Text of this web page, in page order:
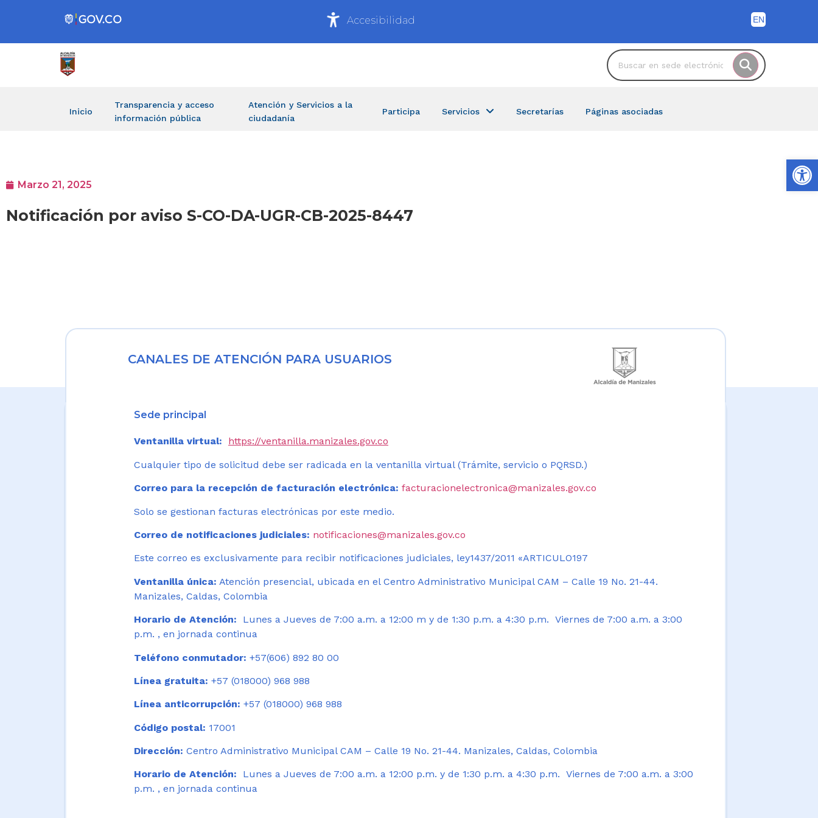
Accesibilidad
Inicio
Transparencia y acceso
información pública
Atención y Servicios a la
ciudadanía
Participa Servicios Secretarías Páginas asociadas
Marzo 21, 2025
Notificación por aviso S-CO-DA-UGR-CB-2025-8447
CANALES DE ATENCIÓN PARA USUARIOS
Sede principal
Ventanilla virtual: https://ventanilla.manizales.gov.co
Cualquier tipo de solicitud debe ser radicada en la ventanilla virtual (Trámite, servicio o PQRSD.)
Correo para la recepción de facturación electrónica: facturacionelectronica@manizales.gov.co
Solo se gestionan facturas electrónicas por este medio.
Correo de notificaciones judiciales: notificaciones@manizales.gov.co
Este correo es exclusivamente para recibir notificaciones judiciales, ley1437/2011 «ARTICULO197
Ventanilla única: Atención presencial, ubicada en el Centro Administrativo Municipal CAM – Calle 19 No. 21-44.
Manizales, Caldas, Colombia
Horario de Atención:
Lunes a Jueves de 7:00 a.m. a 12:00 m y de 1:30 p.m. a 4:30 p.m. Viernes de 7:00 a.m. a 3:00
p.m. , en jornada continua
Teléfono conmutador: +57(606) 892 80 00
Línea gratuita: +57 (018000) 968 988
Línea anticorrupción: +57 (018000) 968 988
Código postal: 17001
Dirección: Centro Administrativo Municipal CAM – Calle 19 No. 21-44. Manizales, Caldas, Colombia
Horario de Atención: Lunes a Jueves de 7:00 a.m. a 12:00 p.m. y de 1:30 p.m. a 4:30 p.m. Viernes de 7:00 a.m. a 3:00
p.m. , en jornada continua